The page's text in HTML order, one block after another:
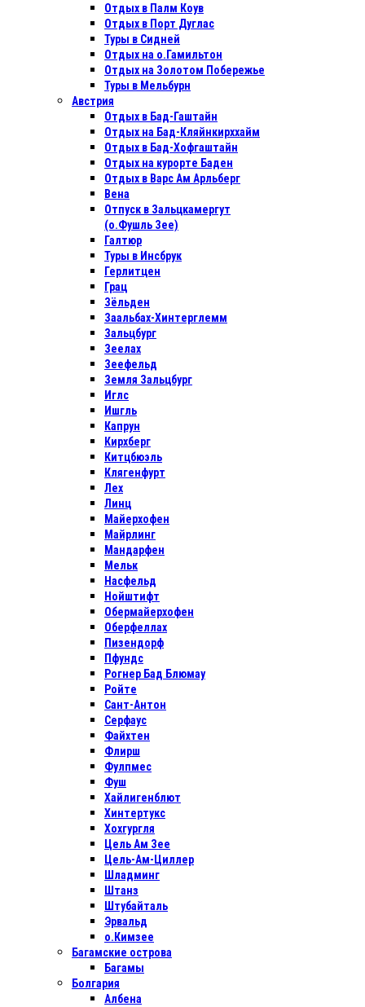
Отдых в Палм Коув
Отдых в Порт Дуглас
Туры в Сидней
Отдых на о.Гамильтон
Отдых на Золотом Побережье
Туры в Мельбурн
Австрия
Отдых в Бад-Гаштайн
Отдых на Бад-Кляйнкирххайм
Отдых в Бад-Хофгаштайн
Отдых на курорте Баден
Отдых в Варс Ам Арльберг
Вена
Отпуск в Зальцкамергут
(о.Фушль Зее)
Галтюр
Туры в Инсбрук
Герлитцен
Грац
Зёльден
Заальбах-Хинтерглемм
Зальцбург
Зеелах
Зеефельд
Земля Зальцбург
Иглс
Ишгль
Капрун
Кирхберг
Китцбюэль
Клягенфурт
Лех
Линц
Майерхофен
Майрлинг
Мандарфен
Мельк
Насфельд
Нойштифт
Обермайерхофен
Оберфеллах
Пизендорф
Пфундс
Рогнер Бад Блюмау
Ройте
Сант-Антон
Серфаус
Файхтен
Флирш
Фулпмес
Фуш
Хайлигенблют
Хинтертукс
Хохгургля
Цель Ам Зее
Цель-Ам-Циллер
Шладминг
Штанз
Штубайталь
Эрвальд
о.Кимзее
Багамские острова
Багамы
Болгария
Албена